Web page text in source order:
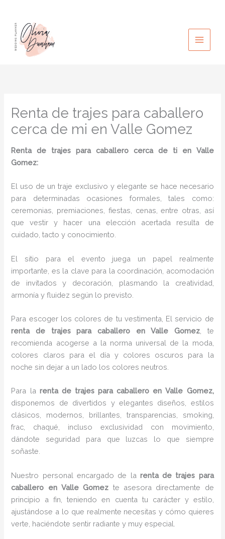
contenido
Renta de trajes para caballero
cerca de mi en Valle Gomez
Renta de trajes para caballero cerca de ti en Valle
Gomez:
El uso de un traje exclusivo y elegante se hace necesario
para determinadas ocasiones formales, tales como:
ceremonias, premiaciones, fiestas, cenas, entre otras, así
que vestir y hacer una elección acertada resulta de
cuidado, tacto y conocimiento.
El sitio para el evento juega un papel realmente
importante, es la clave para la coordinación, acomodación
de invitados y decoración, plasmando la creatividad,
armonía y fluidez según lo previsto.
Para escoger los colores de tu vestimenta, El servicio de
renta de trajes para caballero en Valle Gomez, te
recomienda acogerse a la norma universal de la moda,
colores claros para el día y colores oscuros para la
noche sin dejar a un lado los colores neutros.
Para la renta de trajes para caballero en Valle Gomez,
disponemos de divertidos y elegantes diseños, estilos
clásicos, modernos, brillantes, transparencias, smoking,
frac, chaqué, incluso exclusividad con movimiento,
dándote seguridad para que luzcas lo que siempre
soñaste.
Nuestro personal encargado de la renta de trajes para
caballero en Valle Gomez te asesora directamente de
principio a fin, teniendo en cuenta tu carácter y estilo,
ajustándose a lo que realmente necesitas y cómo quieres
verte, haciéndote sentir radiante y muy especial.